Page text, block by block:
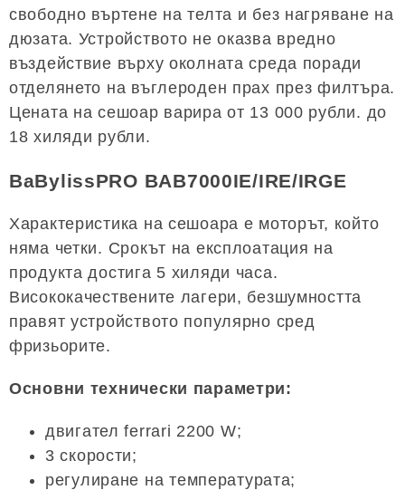
свободно въртене на телта и без нагряване на
дюзата. Устройството не оказва вредно
въздействие върху околната среда поради
отделянето на въглероден прах през филтъра.
Цената на сешоар варира от 13 000 рубли. до
18 хиляди рубли.
BaBylissPRO BAB7000IE/IRE/IRGE
Характеристика на сешоара е моторът, който
няма четки. Срокът на експлоатация на
продукта достига 5 хиляди часа.
Висококачествените лагери, безшумността
правят устройството популярно сред
фризьорите.
Основни технически параметри:
двигател ferrari 2200 W;
3 скорости;
регулиране на температурата;